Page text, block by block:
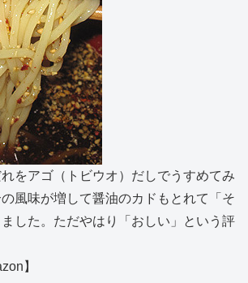
をアゴ（トビウオ）だしでうすめてみ
風味が増して醤油のカドもとれて「そ
した。ただやはり「おしい」という評
】